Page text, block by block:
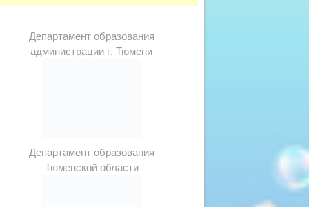
Департамент образования
администрации г. Тюмени
Департамент образования
Тюменской области